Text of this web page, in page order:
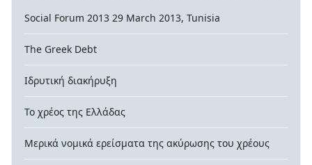
Social Forum 2013 29 March 2013, Tunisia
The Greek Debt
Ιδρυτική διακήρυξη
Το χρέος της Ελλάδας
Μερικά νομικά ερείσματα της ακύρωσης του χρέους